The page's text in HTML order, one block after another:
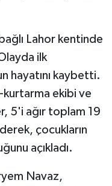
Lahor kentinde
ilk
hayatını kaybetti.
kurtarma ekibi ve
5'i ağır toplam 19
çocukların
açıkladı.
Navaz,